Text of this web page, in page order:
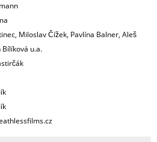
Miloslav Čížek, Pavlína Balner, Aleš
Bílíková u.a.